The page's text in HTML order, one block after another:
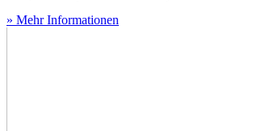
» Mehr Informationen